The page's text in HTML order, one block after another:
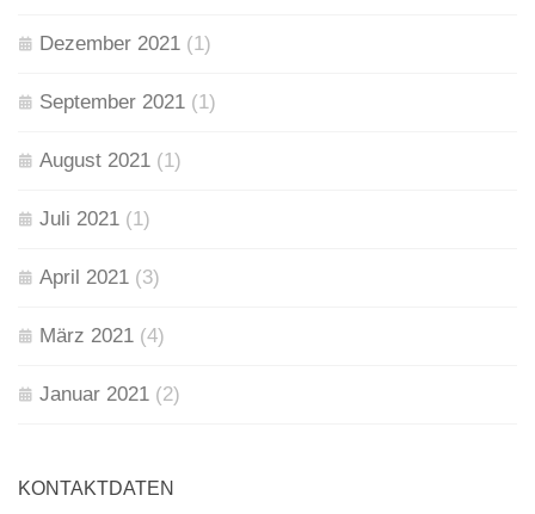
Dezember 2021 (1)
September 2021 (1)
August 2021 (1)
Juli 2021 (1)
April 2021 (3)
März 2021 (4)
Januar 2021 (2)
KONTAKTDATEN